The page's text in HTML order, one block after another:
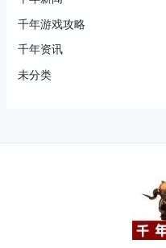
千年游戏攻略
千年资讯
未分类